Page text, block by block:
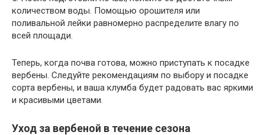
количеством воды. Помощью орошителя или
поливальной лейки равномерно распределите влагу по
всей площади.
Теперь, когда почва готова, можно приступать к посадке
вербены. Следуйте рекомендациям по выбору и посадке
сорта вербены, и ваша клумба будет радовать вас яркими
и красивыми цветами.
Уход за вербеной в течение сезона